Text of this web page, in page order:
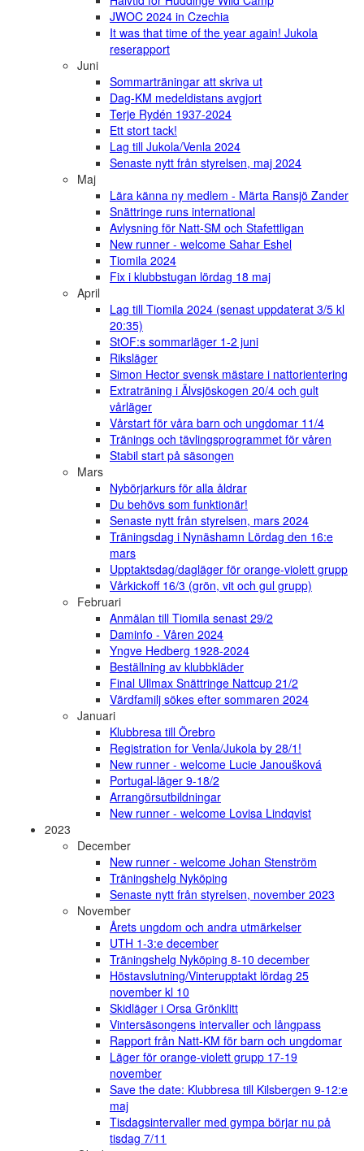
JWOC 2024 in Czechia
It was that time of the year again! Jukola
reserapport
Juni
Sommarträningar att skriva ut
Dag-KM medeldistans avgjort
Terje Rydén 1937-2024
Ett stort tack!
Lag till Jukola/Venla 2024
Senaste nytt från styrelsen, maj 2024
Maj
Lära känna ny medlem - Märta Ransjö Zander
Snättringe runs international
Avlysning för Natt-SM och Stafettligan
New runner - welcome Sahar Eshel
Tiomila 2024
Fix i klubbstugan lördag 18 maj
April
Lag till Tiomila 2024 (senast uppdaterat 3/5 kl
20:35)
StOF:s sommarläger 1-2 juni
Riksläger
Simon Hector svensk mästare i nattorientering
Extraträning i Älvsjöskogen 20/4 och gult
vårläger
Vårstart för våra barn och ungdomar 11/4
Tränings och tävlingsprogrammet för våren
Stabil start på säsongen
Mars
Nybörjarkurs för alla åldrar
Du behövs som funktionär!
Senaste nytt från styrelsen, mars 2024
Träningsdag i Nynäshamn Lördag den 16:e
mars
Upptaktsdag/dagläger för orange-violett grupp
Vårkickoff 16/3 (grön, vit och gul grupp)
Februari
Anmälan till Tiomila senast 29/2
Daminfo - Våren 2024
Yngve Hedberg 1928-2024
Beställning av klubbkläder
Final Ullmax Snättringe Nattcup 21/2
Värdfamilj sökes efter sommaren 2024
Januari
Klubbresa till Örebro
Registration for Venla/Jukola by 28/1!
New runner - welcome Lucie Janoušková
Portugal-läger 9-18/2
Arrangörsutbildningar
New runner - welcome Lovisa Lindqvist
2023
December
New runner - welcome Johan Stenström
Träningshelg Nyköping
Senaste nytt från styrelsen, november 2023
November
Årets ungdom och andra utmärkelser
UTH 1-3:e december
Träningshelg Nyköping 8-10 december
Höstavslutning/Vinterupptakt lördag 25
november kl 10
Skidläger i Orsa Grönklitt
Vintersäsongens intervaller och långpass
Rapport från Natt-KM för barn och ungdomar
Läger för orange-violett grupp 17-19
november
Save the date: Klubbresa till Kilsbergen 9-12:e
maj
Tisdagsintervaller med gympa börjar nu på
tisdag 7/11